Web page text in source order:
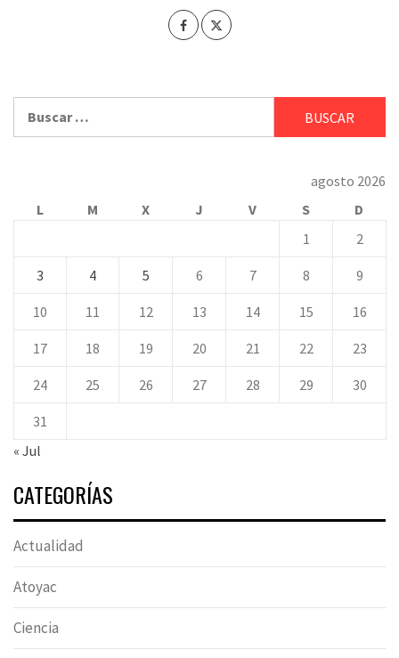
agosto 2026
L
M X J V S
D
1
2
3 4 5 6 7 8 9
10 11 12 13 14 15 16
17 18 19 20 21 22 23
24 25 26 27 28 29 30
31
« Jul
CATEGORÍAS
Actualidad
Atoyac
Ciencia